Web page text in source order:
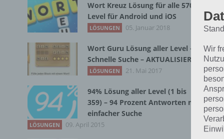
Wort Kreuz Lösung für alle 570
Level für Android und iOS
LÖSUNGEN 05. Januar 2018
Wort Guru Lösung aller Level –
Schnelle Suche – AKTUALISIERT
LÖSUNGEN 21. Mai 2017
94% Lösung aller Level (1 bis
359) – 94 Prozent Antworten mit
einfacher Suche
LÖSUNGEN 09. April 2015
Wir